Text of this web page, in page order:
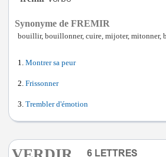
Synonyme de FREMIR
bouillir, bouillonner, cuire, mijoter, mitonner,
Montrer sa peur
Frissonner
Trembler d'émotion